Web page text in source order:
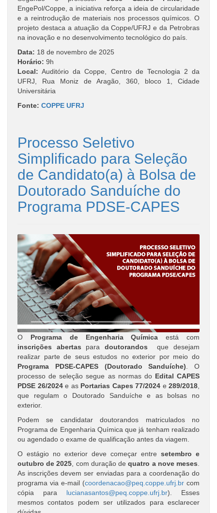
EngePol/Coppe, a iniciativa reforça a ideia de circularidade
e a reintrodução de materiais nos processos químicos. O
projeto destaca a atuação da Coppe/UFRJ e da Petrobras
na inovação e no desenvolvimento tecnológico do país.
Data: 18 de novembro de 2025
Horário: 9h
Local: Auditório da Coppe, Centro de Tecnologia 2 da
UFRJ, Rua Moniz de Aragão, 360, bloco 1, Cidade
Universitária
Fonte: COPPE UFRJ
Processo Seletivo
Simplificado para Seleção
de Candidato(a) à Bolsa de
Doutorado Sanduíche do
Programa PDSE-CAPES
O Programa de Engenharia Química está com
inscrições abertas paradoutorandos que desejam
realizar parte de seus estudos no exterior por meio do
Programa PDSE-CAPES (Doutorado Sanduíche) . O
processo de seleção segue as normas do Edital CAPES
PDSE 26/2024e as Portarias Capes 77/2024 e 289/2018
que regulam o Doutorado Sanduíche e as bolsas no
exterior.
Podem se candidatar doutorandos matriculados no
Programa de Engenharia Química que já tenham realizado
ou agendado o exame de qualificação antes da viagem.
O estágio no exterior deve começar entre setembro e
outubro de 2025 , com duração dequatro a nove meses
As inscrições devem ser enviadas para a coordenação do
programa via e-mail (coordenacao@peq.coppe.ufrj.br com
cópia para lucianasantos@peq.coppe.ufrj.br). Esses
mesmos contatos podem ser utilizados para esclarecer